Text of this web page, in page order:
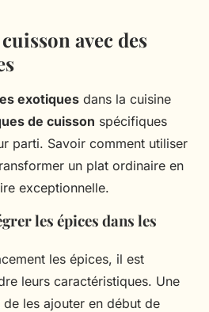
avec des
exotiques dans la cuisine
de cuisson spécifiques
parti. Savoir comment utiliser
un plat ordinaire en
exceptionnelle.
les épices dans les
les épices, il est
leurs caractéristiques. Une
les ajouter en début de